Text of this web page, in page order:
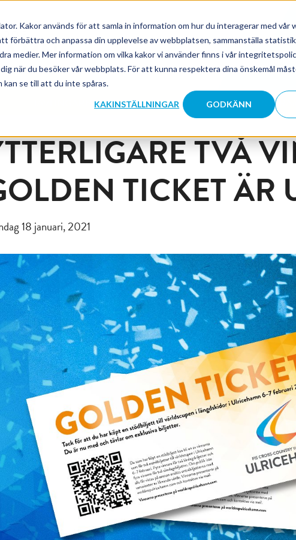
Kakor används för att samla in information om hur du interagerar med vår
förbättra och anpassa din upplevelse av webbplatsen, sammanställa
medier. Mer information om vilka kakor vi använder finns i vår
när du besöker vår webbplats. För att kunna respektera dina önskemål
kan se till att du inte spåras.
KAKINSTÄLLNINGAR GODKÄNN
TEAM MEDIA
TÄVLINGARNA FRÅGOR & SVAR
TVÅ
TICKET ÄR
18 januari, 2021